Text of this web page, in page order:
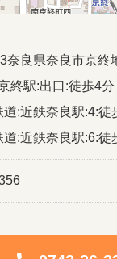
奈良県奈良市京終
終駅:出口:徒歩4分
:近鉄奈良駅:4:徒
:近鉄奈良駅:6:徒